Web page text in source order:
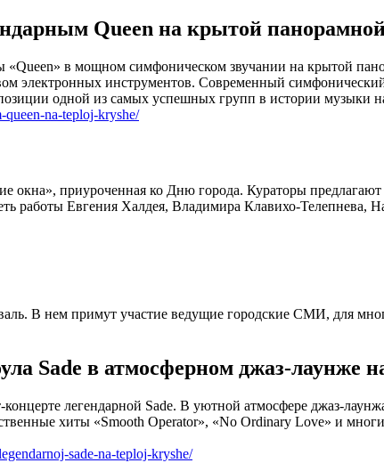
Queen на крытой
«Queen» в мощном симфоническом звучании на крытой
электронных инструментов. Современный
одной из самых успешных групп в истории
na-teploj-kryshe/
окна», приуроченная ко Дню города. Кураторы
Евгения Халдея, Владимира Клавихо-Телепнева,
В нем примут участие ведущие городские СМИ, для
Sade в атмосферном джаз-лаунже
легендарной Sade. В уютной атмосфере джаз-
хиты «Smooth Operator», «No Ordinary Love» и
sade-na-teploj-kryshe/